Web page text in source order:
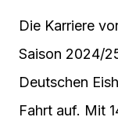
Die Karriere
Saison 2024/
Deutschen
Fahrt auf. Mit